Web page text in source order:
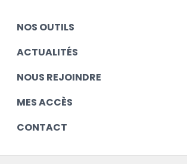
NOS OUTILS
ACTUALITÉS
NOUS REJOINDRE
MES ACCÈS
CONTACT